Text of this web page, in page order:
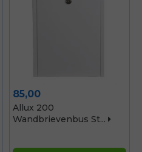
Prijs
85,00
Allux 200
Wandbrievenbus St...